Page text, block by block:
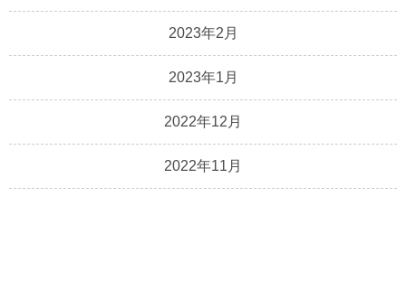
2023年2月
2023年1月
2022年12月
2022年11月